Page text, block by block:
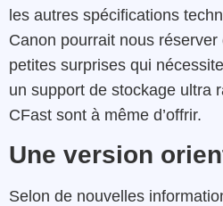
les autres spécifications
Canon pourrait nous
petites surprises qui
un support de stockage ultra
CFast sont à même d’offrir.
Une version
Selon de nouvelles